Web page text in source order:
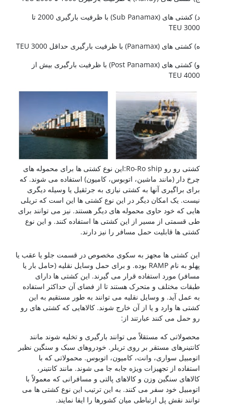
د) کشتی های (Sub Panamax) با ظرفیت بارگیری 2000 تا
3000 TEU
ه) کشتی های (Panamax) با ظرفیت بارگیری حداقل 3000 TEU
و) کشتی های (Post Panamax) با ظرفیت بارگیری بیش از
4000 TEU
کشتی رو رو Ro-Ro ship:این نوع کشتی ها برای محموله های
چرخ دار (مانند ماشین، اتوبوس، کامیون) استفاده می شوند. که
برای براگیری آنها به کشتی نیازی به جرثقیل یا وسیله دیگری
نیست. یک امکان دیگر در این نوع کشتی ها این است که تریلی
هایی که خود حاوی محموله های دیگر هستند. نیز می توانند برای
طی قسمتی از مسیر از این کشتی ها استفاده کنند. و این نوع
کشتی ها قابلیت حمل مسافر را نیز دارند.
این کشتی ها مجهز به سکوی مخصوص در قسمت جلو یا عقب یا
پهلو به نام RAMP بوده. و برای حمل وسایل نقلیه (حامل بار یا
مسافر) مورد استفاده قرار می گیرند. این کشتی ها دارای
طبقات مختلف و متحرک هستند تا از فضای آن حداکثر استفاده
به عمل آید. و وسایل نقلیه می توانند به طور مستقیم به این
کشتی ها وارد و یا از آن خارج شوند. کالاهایی که کشتی های رو
رو حمل می کنند عبارتند از:
محصولاتی که مستقلاً می توانند بارگیری و تخلیه شوند مانند
کانتینرهای مستقر بر روی تریلر. خودروهای سبک و سنگین نظیر
اتومبیل سواری، وانت، کامیون، اتوبوس. محمولاتی که با
استفاده از تجهیزات ویژه جابه جا می شوند. مانند کانتینر،
کالاهای سنگین وزن و کالاهای پالتی و مسافرانی که معمولاً با
اتومبیل خود سفر می کنند. به این ترتیب این نوع کشتی ها می
توانند نقش پل ارتباطی میان کشورها را ایفا نمایند.